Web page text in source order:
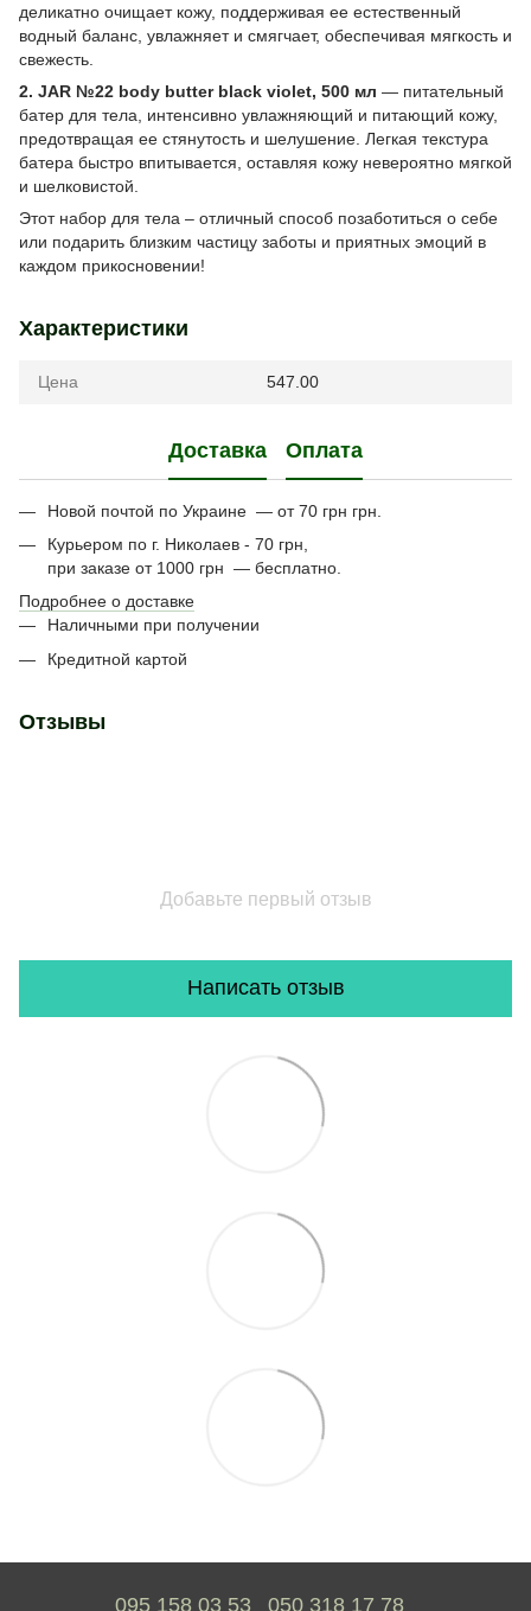
деликатно очищает кожу, поддерживая ее естественный
водный баланс, увлажняет и смягчает, обеспечивая мягкость и
свежесть.
2. JAR №22 body butter black violet, 500 мл — питательный
батер для тела, интенсивно увлажняющий и питающий кожу,
предотвращая ее стянутость и шелушение. Легкая текстура
батера быстро впитывается, оставляя кожу невероятно мягкой
и шелковистой.
Этот набор для тела – отличный способ позаботиться о себе
или подарить близким частицу заботы и приятных эмоций в
каждом прикосновении!
Характеристики
Цена 547.00
Доставка Оплата
Новой почтой по Украине — от 70 грн грн.
Курьером по г. Николаев - 70 грн,
при заказе от 1000 грн — бесплатно.
Подробнее о доставке
Наличными при получении
Кредитной картой
Отзывы
Добавьте первый отзыв
Написать отзыв
095 158 03 53 050 318 17 78